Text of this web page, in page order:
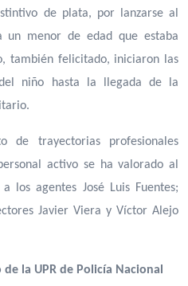
de plata, por lanzarse al
un menor de edad que estaba
también felicitado, iniciaron las
niño hasta la llegada de la
de trayectorias profesionales
activo se ha valorado al
los agentes José Luis Fuentes;
Javier Viera y Víctor Alejo
la UPR de Policía Nacional